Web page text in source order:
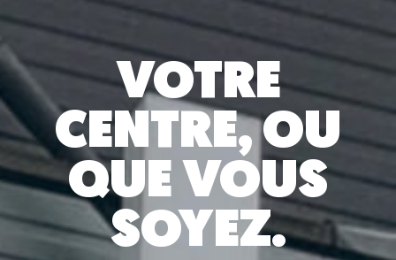
VOTRE
CENTRE, OU
QUE VOUS
SOYEZ.